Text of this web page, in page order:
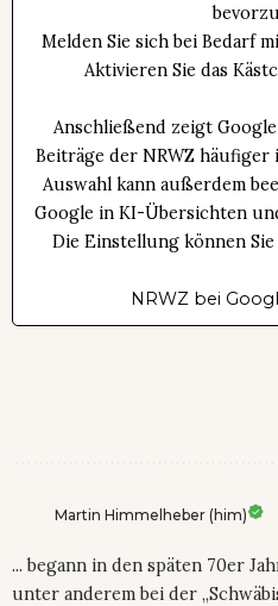
Melden Sie sich bei Bedarf
Aktivieren Sie das
Anschließend zeigt
Beiträge der NRWZ häufiger
Auswahl kann außerdem
Google in KI-Übersichten
Die Einstellung können
NRWZ bei
Martin Himmelheber (him)
... begann in den späten 70er
unter anderem bei der